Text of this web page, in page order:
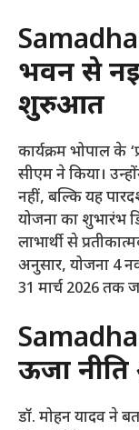
भवन से नई
शुरुआत
कार्यक्रम भोपाल के
सीएम ने किया।
नहीं, बल्कि यह
योजना का शुभारंभ
लाभार्थी से
अनुसार, योजना 4
31 मार्च 2026 तक
ऊर्जा
डॉ. मोहन यादव ने